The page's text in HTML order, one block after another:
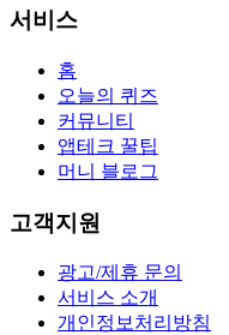
서비스
홈
오늘의 퀴즈
커뮤니티
앱테크 꿀팁
머니 블로그
고객지원
광고/제휴 문의
서비스 소개
개인정보처리방침